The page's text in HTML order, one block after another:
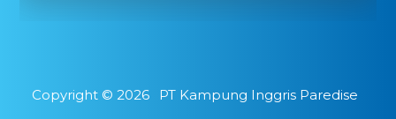
Copyright © 2026 PT Kampung Inggris Paredise